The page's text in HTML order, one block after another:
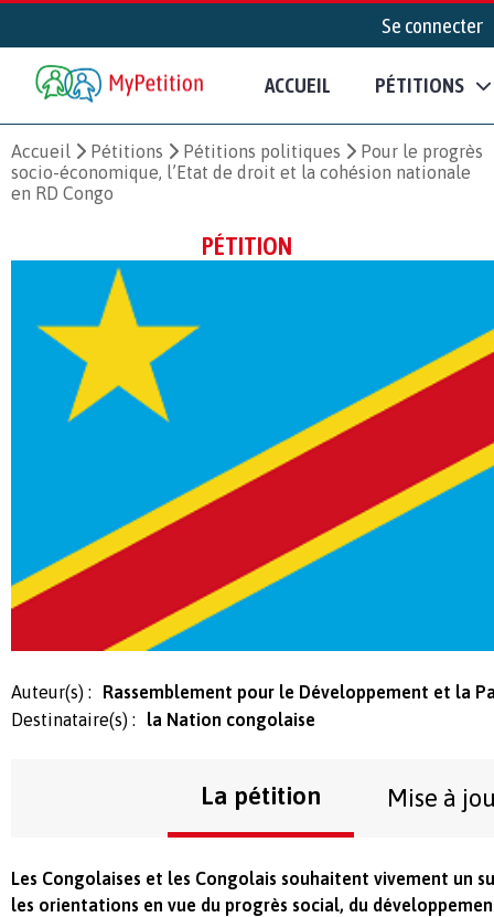
Se connecter
ACCUEIL PÉTITIONS
Accueil Pétitions Pétitions politiques
Pour le progrès
socio-économique, l’Etat de droit et la cohésion nationale
en RD Congo
PÉTITION
Auteur(s) :
Rassemblement pour le Développement et la
Destinataire(s) :
la Nation congolaise
La pétition Mise à
Les Congolaises et les Congolais souhaitent vivement un
les orientations en vue du progrès social, du